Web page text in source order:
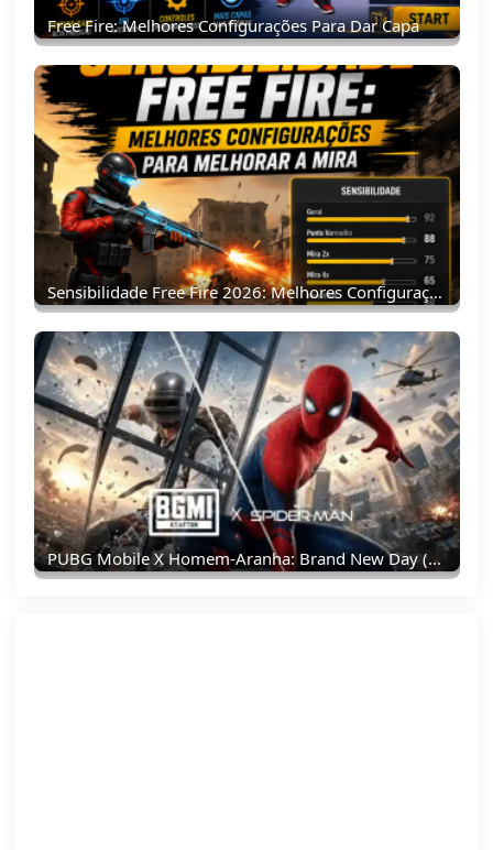
Free Fire: Melhores Configurações Para Dar Capa
Sensibilidade Free Fire 2026: Melhores Configurações Para Melhorar A Mira
PUBG Mobile X Homem-Aranha: Brand New Day (Um Novo Dia) – Tudo Que Você Precisa Saber!